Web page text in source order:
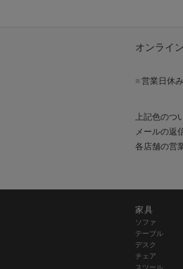
オンライ
営業日休
上記色のつ
メールの返
各店舗の営
家具
ソファ
テーブル
デスク
チェア
スツール